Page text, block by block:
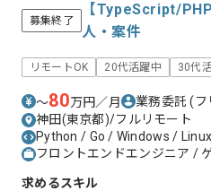
募集終了
【TypeScript/PHP
人・案件
リモートOK 20代活躍中 30代
〜80万円／月 業務委託(フ
神田(東京都)/フルリモート
Python / Go / Windows /
フロントエンドエンジニア /
求めるスキル